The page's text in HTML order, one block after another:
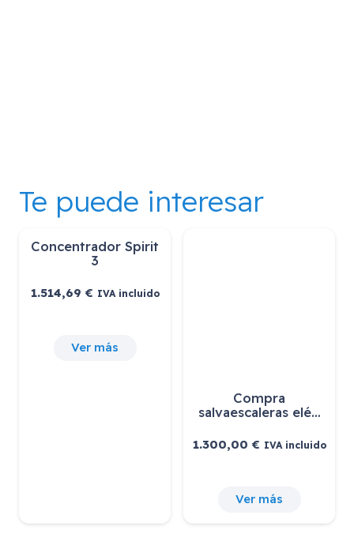
Te puede interesar
Concentrador Spirit
3
1.514,69€ IVA incluido
Ver más
Compra
salvaescaleras elé…
1.300,00€ IVA incluido
Ver más